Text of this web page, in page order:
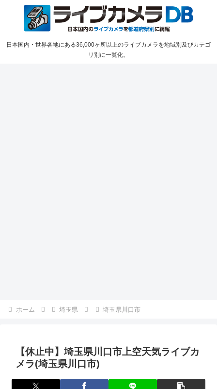
日本国内・世界各地にある36,000ヶ所以上のライブカメラを地域別及びカテゴ
リ別に一覧化。
ホーム 埼玉県 埼玉県川口市
【休止中】埼玉県川口市上空天気ライブカ
メラ(埼玉県川口市)